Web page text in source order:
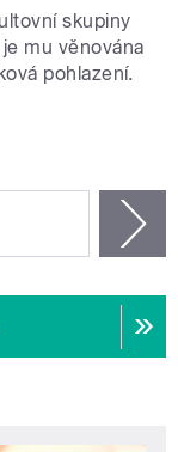
skupiny
mu věnována
pohlazení.